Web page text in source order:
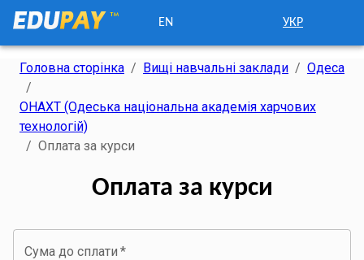
EN УКР
Головна сторінка / Вищі навчальні заклади / Одеса
/
ОНАХТ (Одеська національна академія харчових
технологій)
/ Оплата за курси
Оплата за курси
Сума до сплати *